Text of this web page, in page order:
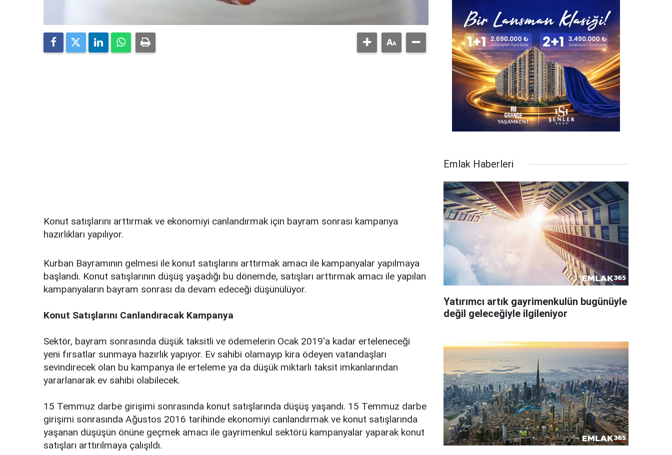
Konut satışlarını arttırmak ve ekonomiyi canlandırmak için bayram sonrası kampanya
hazırlıkları yapılıyor.
Kurban Bayramının gelmesi ile konut satışlarını arttırmak amacı ile kampanyalar yapılmaya
başlandı. Konut satışlarının düşüş yaşadığı bu dönemde, satışları arttırmak amacı ile yapılan
kampanyaların bayram sonrası da devam edeceği düşünülüyor.
Konut Satışlarını Canlandıracak Kampanya
Sektör, bayram sonrasında düşük taksitli ve ödemelerin Ocak 2019'a kadar erteleneceği
yeni fırsatlar sunmaya hazırlık yapıyor. Ev sahibi olamayıp kira ödeyen vatandaşları
sevindirecek olan bu kampanya ile erteleme ya da düşük miktarlı taksit imkanlarından
yararlanarak ev sahibi olabilecek.
15 Temmuz darbe girişimi sonrasında konut satışlarında düşüş yaşandı. 15 Temmuz darbe
girişimi sonrasında Ağustos 2016 tarihinde ekonomiyi canlandırmak ve konut satışlarında
yaşanan düşüşün önüne geçmek amacı ile gayrimenkul sektörü kampanyalar yaparak konut
satışları arttırılmaya çalışıldı.
Emlak Haberleri
Yatırımcı artık gayrimenkulün bugünüyle
değil geleceğiyle ilgileniyor